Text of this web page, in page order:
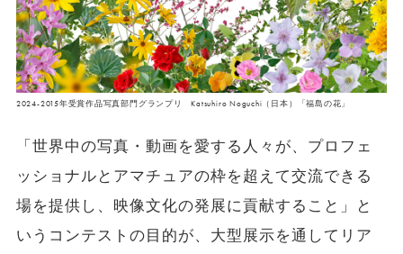
2024-2015年受賞作品写真部門グランプリ Katsuhiro Noguchi（日本）「福島の花」
「世界中の写真・動画を愛する人々が、プロフェ
ッショナルとアマチュアの枠を超えて交流できる
場を提供し、映像文化の発展に貢献すること」と
いうコンテストの目的が、大型展示を通してリア